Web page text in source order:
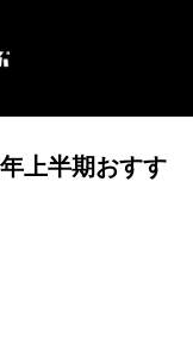
上半期おすす